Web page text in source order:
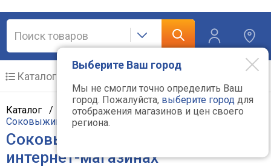
Выберите Ваш город
Мы не смогли точно определить Ваш
город. Пожалуйста, выберите город для
отображения магазинов и цен своего
региона.
Каталог
Каталог / Мелкая бытовая техника/ Кухня/
Соковыжималки
Соковыжималки Maxwell - цены в
интернет-магазинах